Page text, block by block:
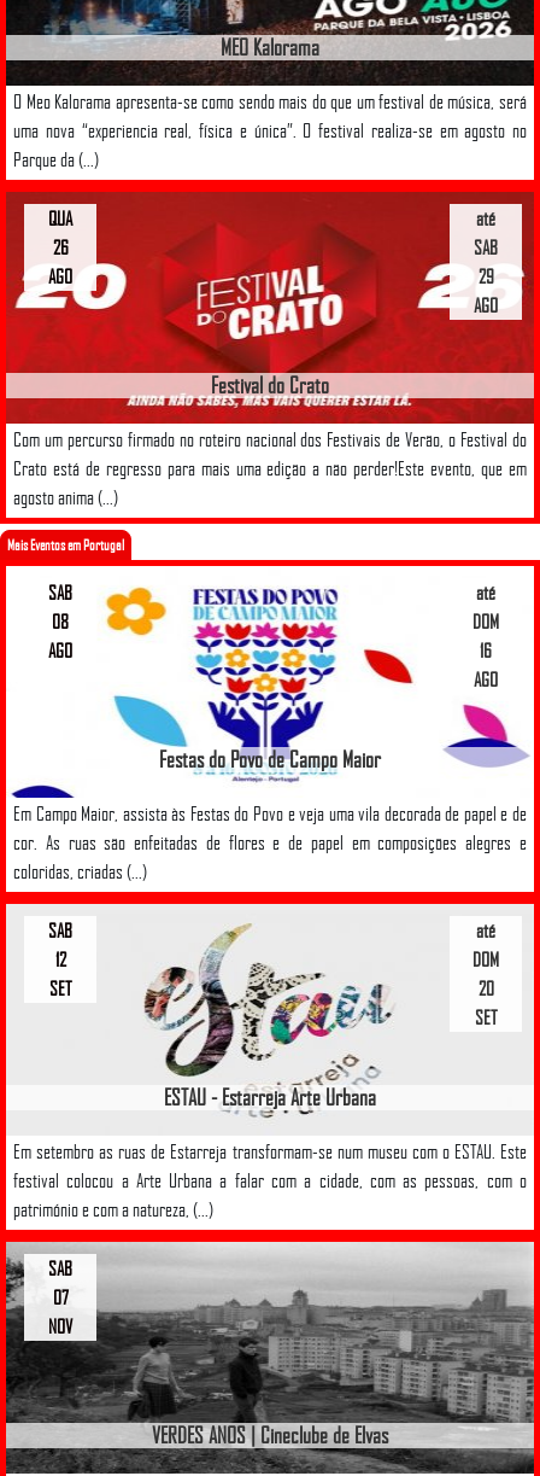
MEO Kalorama
O Meo Kalorama apresenta-se como sendo mais do que um festival de música, será
uma nova “experiencia real, física e única”. O festival realiza-se em agosto no
Parque da (...)
Festival do Crato
Com um percurso firmado no roteiro nacional dos Festivais de Verão, o Festival do
Crato está de regresso para mais uma edição a não perder!Este evento, que em
agosto anima (...)
até
SAB
29
AGO
QUA
26
AGO
Mais Eventos em Portugal
Festas do Povo de Campo Maior
Em Campo Maior, assista às Festas do Povo e veja uma vila decorada de papel e de
cor. As ruas são enfeitadas de flores e de papel em composições alegres e
coloridas, criadas (...)
até
DOM
16
AGO
SAB
08
AGO
ESTAU - Estarreja Arte Urbana
Em setembro as ruas de Estarreja transformam-se num museu com o ESTAU. Este
festival colocou a Arte Urbana a falar com a cidade, com as pessoas, com o
património e com a natureza, (...)
até
DOM
20
SET
SAB
12
SET
VERDES ANOS | Cineclube de Elvas
SAB
07
NOV